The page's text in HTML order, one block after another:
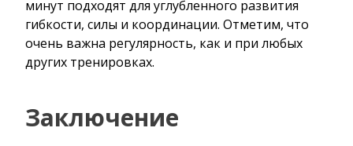
минут подходят для углубленного развития
гибкости, силы и координации. Отметим, что
очень важна регулярность, как и при любых
других тренировках.
Заключение